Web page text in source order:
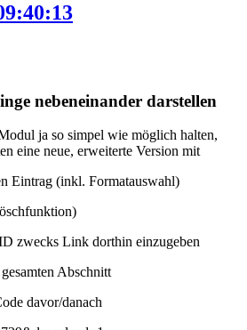
nebeneinander darstellen
ja so simpel wie möglich halten,
eine neue, erweiterte Version mit
Eintrag (inkl. Formatauswahl)
zwecks Link dorthin einzugeben
Abschnitt
davor/danach